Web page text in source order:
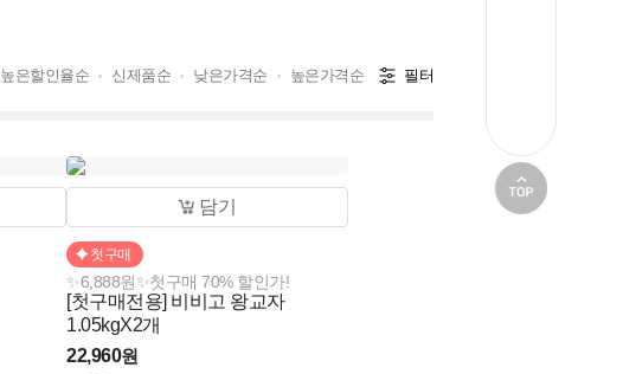
높은할인율순 신제품순 낮은가격순 높은가격순 필터
담기
첫구매
✨6,888원✨첫구매 70% 할인가!
[첫구매전용] 비비고 왕교자
1.05kgX2개
22,960원